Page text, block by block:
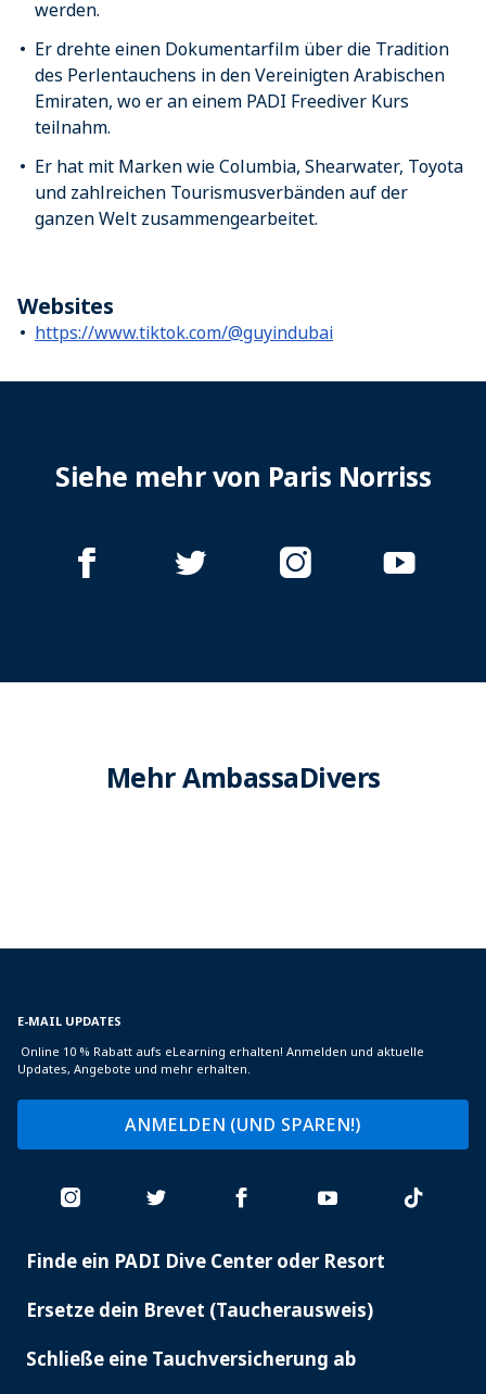
werden.
Er drehte einen Dokumentarfilm über die Tradition
des Perlentauchens in den Vereinigten Arabischen
Emiraten, wo er an einem PADI Freediver Kurs
teilnahm.
Er hat mit Marken wie Columbia, Shearwater, Toyota
und zahlreichen Tourismusverbänden auf der
ganzen Welt zusammengearbeitet.
Websites
https://www.tiktok.com/@guyindubai
Siehe mehr von Paris Norriss
Mehr AmbassaDivers
E-MAIL UPDATES
Online 10 % Rabatt aufs eLearning erhalten! Anmelden und aktuelle
Updates, Angebote und mehr erhalten.
ANMELDEN (UND SPAREN!)
PADI
Finde ein PADI Dive Center oder Resort
Ersetze dein Brevet (Taucherausweis)
Schließe eine Tauchversicherung ab